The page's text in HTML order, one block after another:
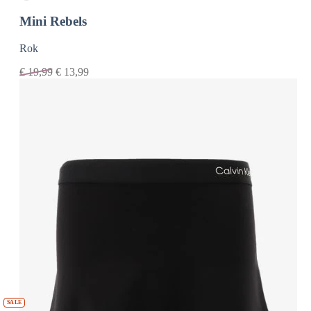
Mini Rebels
Rok
€19,99 € 13,99
SALE